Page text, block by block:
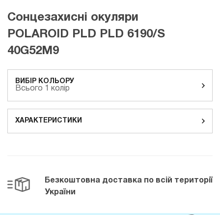
Сонцезахисні окуляри
POLAROID PLD PLD 6190/S
40G52M9
ВИБІР КОЛЬОРУ
Всього 1 колір
ХАРАКТЕРИСТИКИ
Безкоштовна доставка по всій території
України